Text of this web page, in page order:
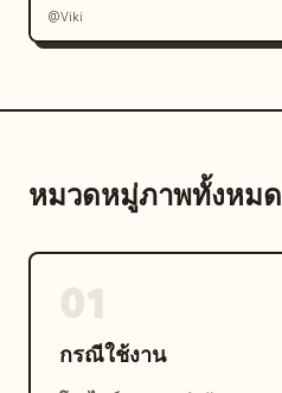
@Viki
หมวดหมู่ภาพทั้งหมด
กรณีใช้งาน